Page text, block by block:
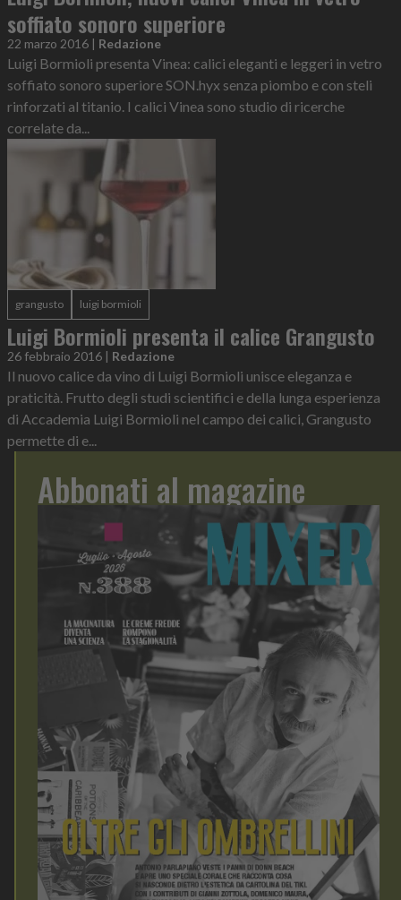
soffiato sonoro superiore
22 marzo 2016 | Redazione
Luigi Bormioli presenta Vinea: calici eleganti e leggeri in vetro
soffiato sonoro superiore SON.hyx senza piombo e con steli
rinforzati al titanio. I calici Vinea sono studio di ricerche
correlate da...
grangusto luigi bormioli
Luigi Bormioli presenta il calice Grangusto
26 febbraio 2016 | Redazione
Il nuovo calice da vino di Luigi Bormioli unisce eleganza e
praticità. Frutto degli studi scientifici e della lunga esperienza
di Accademia Luigi Bormioli nel campo dei calici, Grangusto
permette di e...
Abbonati al magazine